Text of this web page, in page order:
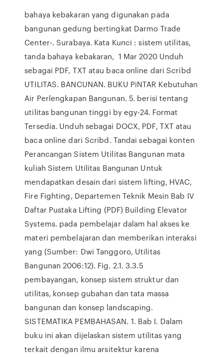
bahaya kebakaran yang digunakan pada
bangunan gedung bertingkat Darmo Trade
Center-. Surabaya. Kata Kunci : sistem utilitas,
tanda bahaya kebakaran, 1 Mar 2020 Unduh
sebagai PDF, TXT atau baca online dari Scribd
UTILITAS. BANCUNAN. BUKU PiNTAR Kebutuhan
Air Perlengkapan Bangunan. 5. berisi tentang
utilitas bangunan tinggi by egy-24. Format
Tersedia. Unduh sebagai DOCX, PDF, TXT atau
baca online dari Scribd. Tandai sebagai konten
Perancangan Sistem Utilitas Bangunan mata
kuliah Sistem Utilitas Bangunan Untuk
mendapatkan desain dari sistem lifting, HVAC,
Fire Fighting, Departemen Teknik Mesin Bab IV
Daftar Pustaka Lifting (PDF) Building Elevator
Systems. pada pembelajar dalam hal akses ke
materi pembelajaran dan memberikan interaksi
yang (Sumber: Dwi Tanggoro, Utilitas
Bangunan 2006:12). Fig. 2.1. 3.3.5
pembayangan, konsep sistem struktur dan
utilitas, konsep gubahan dan tata massa
bangunan dan konsep landscaping.
SISTEMATIKA PEMBAHASAN. 1. Bab I. Dalam
buku ini akan dijelaskan sistem utilitas yang
terkait dengan ilmu arsitektur karena